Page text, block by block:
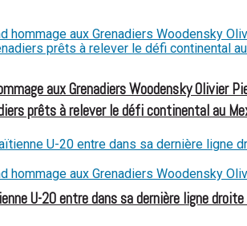
prêts à relever le défi continental au
aux Grenadiers Woodensky Olivier
U-20 entre dans sa dernière ligne